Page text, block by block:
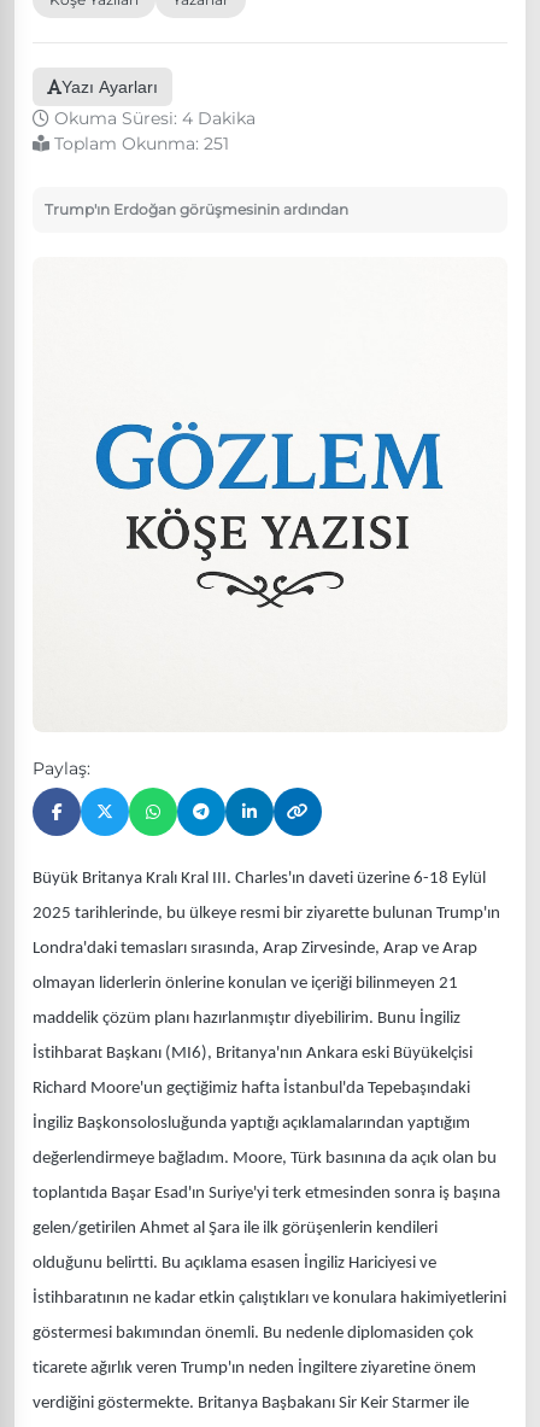
Yazı Ayarları
Okuma Süresi: 4 Dakika
Toplam Okunma: 251
Trump'ın Erdoğan görüşmesinin ardından
Paylaş:
Büyük Britanya Kralı Kral III. Charles'ın daveti üzerine 6-18 Eylül
2025 tarihlerinde, bu ülkeye resmi bir ziyarette bulunan Trump'ın
Londra'daki temasları sırasında, Arap Zirvesinde, Arap ve Arap
olmayan liderlerin önlerine konulan ve içeriği bilinmeyen 21
maddelik çözüm planı hazırlanmıştır diyebilirim. Bunu İngiliz
İstihbarat Başkanı (MI6), Britanya'nın Ankara eski Büyükelçisi
Richard Moore'un geçtiğimiz hafta İstanbul'da Tepebaşındaki
İngiliz Başkonsolosluğunda yaptığı açıklamalarından yaptığım
değerlendirmeye bağladım. Moore, Türk basınına da açık olan bu
toplantıda Başar Esad'ın Suriye'yi terk etmesinden sonra iş başına
gelen/getirilen Ahmet al Şara ile ilk görüşenlerin kendileri
olduğunu belirtti. Bu açıklama esasen İngiliz Hariciyesi ve
İstihbaratının ne kadar etkin çalıştıkları ve konulara hakimiyetlerini
göstermesi bakımından önemli. Bu nedenle diplomasiden çok
ticarete ağırlık veren Trump'ın neden İngiltere ziyaretine önem
verdiğini göstermekte. Britanya Başbakanı Sir Keir Starmer ile